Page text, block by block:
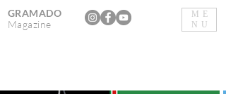
ME
NU
GRAMADO
Magazine